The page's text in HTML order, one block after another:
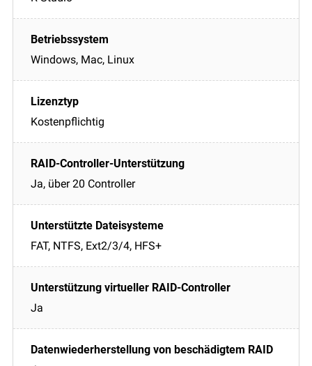
Windows, Mac, Linux
Kostenpflichtig
Ja, über 20 Controller
FAT, NTFS, Ext2/3/4, HFS+
Ja